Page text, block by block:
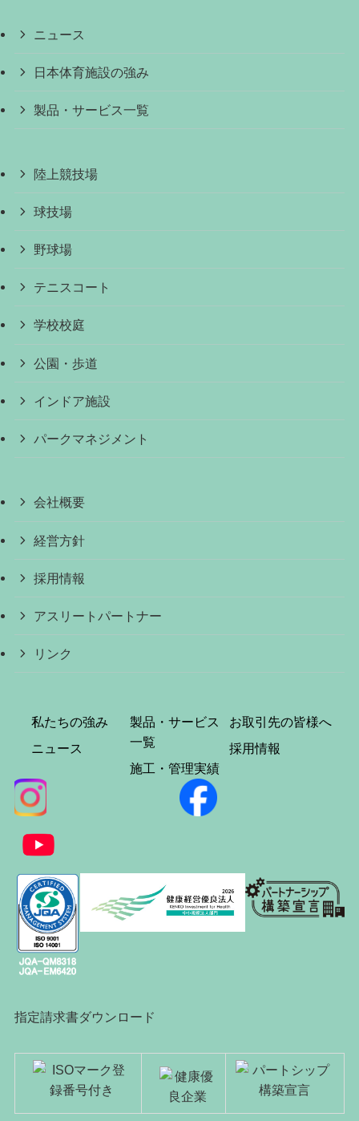
ニュース
日本体育施設の強み
製品・サービス一覧
陸上競技場
球技場
野球場
テニスコート
学校校庭
公園・歩道
インドア施設
パークマネジメント
会社概要
経営方針
採用情報
アスリートパートナー
リンク
私たちの強み
ニュース
製品・サービス
一覧
施工・管理実績
お取引先の皆様へ
採用情報
指定請求書ダウンロード